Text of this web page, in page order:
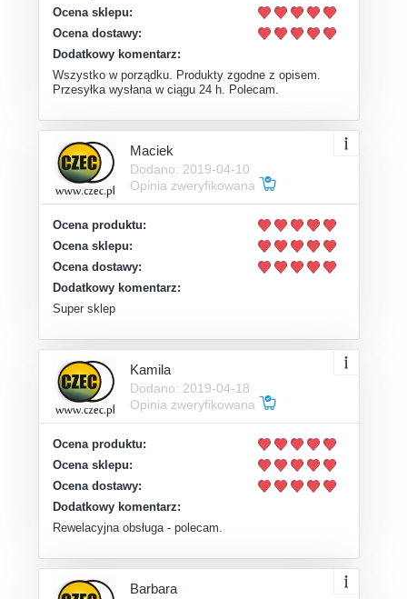
Ocena sklepu:
Ocena dostawy:
Dodatkowy komentarz:
Wszystko w porządku. Produkty zgodne z opisem.
Przesyłka wysłana w ciągu 24 h. Polecam.
Maciek
Dodano: 2019-04-10
Opinia zweryfikowana
Ocena produktu:
Ocena sklepu:
Ocena dostawy:
Dodatkowy komentarz:
Super sklep
Kamila
Dodano: 2019-04-18
Opinia zweryfikowana
Ocena produktu:
Ocena sklepu:
Ocena dostawy:
Dodatkowy komentarz:
Rewelacyjna obsługa - polecam.
Barbara